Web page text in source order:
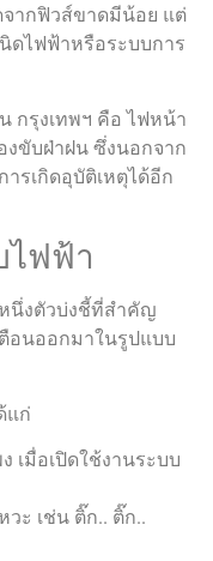
ากฟิวส์ขาดมีน้อย แต่
ดไฟฟ้าหรือระบบการ
กรุงเทพฯ คือ ไฟหน้า
งขับฝ่าฝน ซึ่งนอกจาก
รเกิดอุบัติเหตุได้อีก
ไฟฟ้า
นึ่งตัวบ่งชี้ที่สำคัญ
อนออกมาในรูปแบบ
แก่
เมื่อเปิดใช้งานระบบ
ะ เช่น ติ๊ก.. ติ๊ก..